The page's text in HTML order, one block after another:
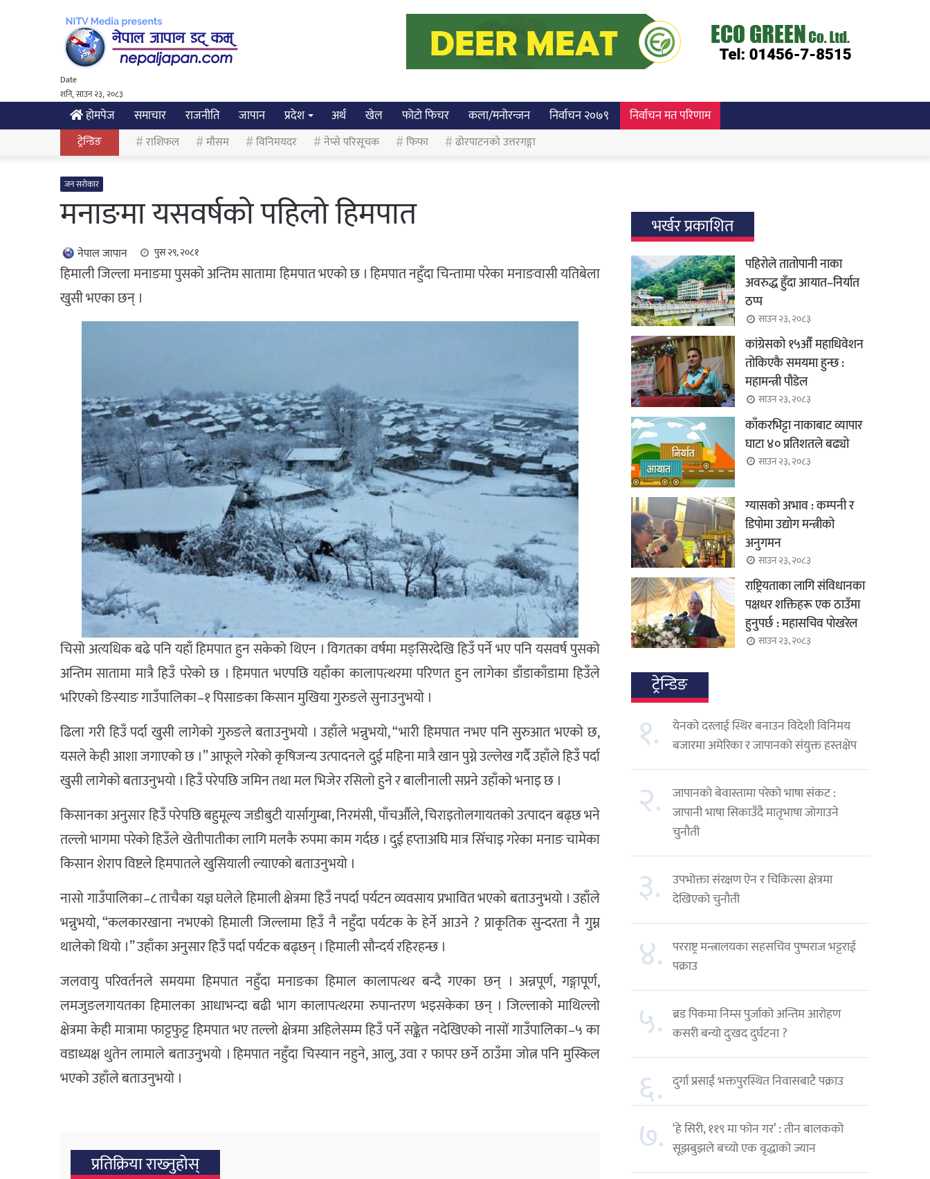
Date
शनि, साउन २३, २०८३
होमपेज समाचार राजनीति जापान प्रदेश अर्थ खेल फोटो फिचर कला/मनोरन्जन निर्वाचन २०७९ निर्वाचन मत परिणाम
ट्रेन्डिङ राशिफल मौसम विनिमयदर नेप्से परिसूचक फिफा ढोरपाटनको उत्तरगङ्गा
जन सरोकार
मनाङमा यसवर्षकाे पहिलो हिमपात
नेपाल जापान पुस २९, २०८१
हिमाली जिल्ला मनाङमा पुसको अन्तिम सातामा हिमपात भएको छ । हिमपात नहुँदा चिन्तामा परेका मनाङवासी यतिबेला
खुसी भएका छन् ।
चिसो अत्यधिक बढे पनि यहाँ हिमपात हुन सकेको थिएन । विगतका वर्षमा मङ्सिरदेखि हिउँ पर्ने भए पनि यसवर्ष पुसको
अन्तिम सातामा मात्रै हिउँ परेको छ । हिमपात भएपछि यहाँका कालापत्थरमा परिणत हुन लागेका डाँडाकाँडामा हिउँले
भरिएको ङिस्याङ गाउँपालिका–१ पिसाङका किसान मुखिया गुरुङले सुनाउनुभयो ।
ढिला गरी हिउँ पर्दा खुसी लागेको गुरुङले बताउनुभयो । उहाँले भन्नुभयो, “भारी हिमपात नभए पनि सुरुआत भएको छ,
यसले केही आशा जगाएको छ ।” आफूले गरेको कृषिजन्य उत्पादनले दुई महिना मात्रै खान पुग्ने उल्लेख गर्दै उहाँले हिउँ पर्दा
खुसी लागेको बताउनुभयो । हिउँ परेपछि जमिन तथा मल भिजेर रसिलो हुने र बालीनाली सप्रने उहाँको भनाइ छ ।
किसानका अनुसार हिउँ परेपछि बहुमूल्य जडीबुटी यार्सागुम्बा, निरमंसी, पाँचऔँले, चिराइतोलगायतकाे उत्पादन बढ्छ भने
तल्लो भागमा परेको हिउँले खेतीपातीका लागि मलकै रुपमा काम गर्दछ । दुई हप्ताअघि मात्र सिँचाइ गरेका मनाङ चामेका
किसान शेराप विष्टले हिमपातले खुसियाली ल्याएको बताउनुभयो ।
नासो गाउँपालिका–८ ताचैका यज्ञ घलेले हिमाली क्षेत्रमा हिउँ नपर्दा पर्यटन व्यवसाय प्रभावित भएको बताउनुभयो । उहाँले
भन्नुभयो, “कलकारखाना नभएको हिमाली जिल्लामा हिउँ नै नहुँदा पर्यटक के हेर्ने आउने ? प्राकृतिक सुन्दरता नै गुम्न
थालेको थियो ।” उहाँका अनुसार हिउँ पर्दा पर्यटक बढ्छन् । हिमाली सौन्दर्य रहिरहन्छ ।
जलवायु परिवर्तनले समयमा हिमपात नहुँदा मनाङका हिमाल कालापत्थर बन्दै गएका छन् । अन्नपूर्ण, गङ्गापूर्ण,
लमजुङलगायतका हिमालका आधाभन्दा बढी भाग कालापत्थरमा रुपान्तरण भइसकेका छन् । जिल्लाको माथिल्लो
क्षेत्रमा केही मात्रामा फाट्टफुट्ट हिमपात भए तल्लो क्षेत्रमा अहिलेसम्म हिउँ पर्ने सङ्केत नदेखिएको नासों गाउँपालिका–५ का
वडाध्यक्ष थुतेन लामाले बताउनुभयो । हिमपात नहुँदा चिस्यान नहुने, आलु, उवा र फापर छर्ने ठाउँमा जोत्न पनि मुस्किल
भएको उहाँले बताउनुभयो ।
प्रतिक्रिया राख्‍नुहोस्
भर्खर प्रकाशित
पहिरोले तातोपानी नाका
अवरुद्ध हुँदा आयात–निर्यात
ठप्प
साउन २३, २०८३
कांग्रेसको १५औँ महाधिवेशन
तोकिएकै समयमा हुन्छ :
महामन्त्री पौडेल
साउन २३, २०८३
काँकरभिट्टा नाकाबाट व्यापार
घाटा ४० प्रतिशतले बढ्यो
साउन २३, २०८३
ग्यासको अभाव : कम्पनी र
डिपोमा उद्योग मन्त्रीको
अनुगमन
साउन २३, २०८३
राष्ट्रियताका लागि संविधानका
पक्षधर शक्तिहरू एक ठाउँमा
हुनुपर्छ : महासचिव पोखरेल
साउन २३, २०८३
ट्रेन्डिङ
१.
येनको दरलाई स्थिर बनाउन विदेशी विनिमय
बजारमा अमेरिका र जापानको संयुक्त हस्तक्षेप
२.
जापानको बेवास्तामा परेको भाषा संकट :
जापानी भाषा सिकाउँदै मातृभाषा जोगाउने
चुनौती
३.
उपभोक्ता संरक्षण ऐन र चिकित्सा क्षेत्रमा
देखिएको चुनौती
४. परराष्ट्र मन्त्रालयका सहसचिव पुष्पराज भट्टराई
पक्राउ
५. ब्रड पिकमा निम्स पुर्जाको अन्तिम आरोहण
कसरी बन्यो दुःखद दुर्घटना ?
६. दुर्गा प्रसाईं भक्तपुरस्थित निवासबाटै पक्राउ
७. ‘हे सिरी, ११९ मा फोन गर’ : तीन बालकको
सूझबुझले बच्यो एक वृद्धाको ज्यान